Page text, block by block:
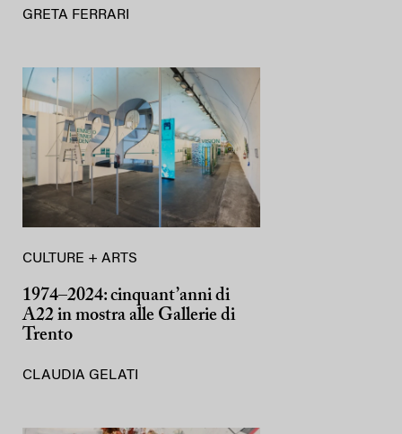
GRETA FERRARI
CULTURE + ARTS
1974–2024: cinquant’anni di
A22 in mostra alle Gallerie di
Trento
CLAUDIA GELATI